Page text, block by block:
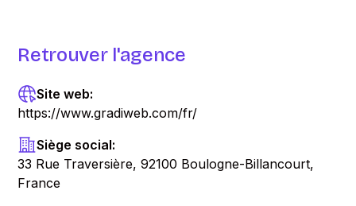
Retrouver l'agence
Site web:
https://www.gradiweb.com/fr/
Siège social:
33 Rue Traversière, 92100 Boulogne-Billancourt,
France